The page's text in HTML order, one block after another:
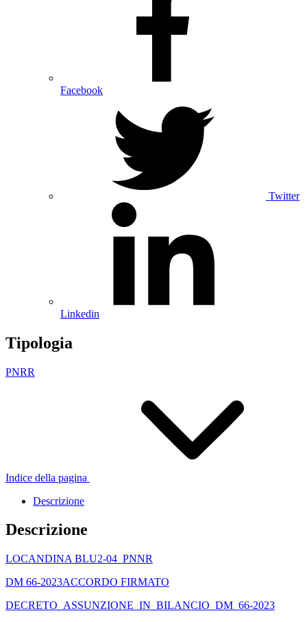
Facebook
Twitter
Linkedin
Tipologia
PNRR
Indice della pagina
Descrizione
Descrizione
LOCANDINA BLU2-04_PNNR
DM 66-2023ACCORDO FIRMATO
DECRETO_ASSUNZIONE_IN_BILANCIO_DM_66-2023